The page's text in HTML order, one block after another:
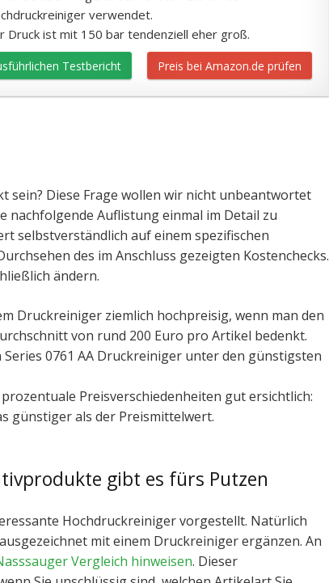
verwendet.
Druck ist mit 150 bar tendenziell eher groß.
Testbericht Preis bei Amazon.de prüfen
sein? Diese Frage wollen wir nicht unbeantwortet
nachfolgende Auflistung einmal im Detail zu
selbstverständlich auf einem spezifischen
des im Anschluss gezeigten Kostenchecks.
ändern.
Druckreiniger ziemlich hochpreisig, wenn man den
von rund 200 Euro pro Artikel bedenkt.
0761 AA Druckreiniger unter den günstigsten
Preisverschiedenheiten gut ersichtlich:
günstiger als der Preismittelwert.
gibt es fürs Putzen
Hochdruckreiniger vorgestellt. Natürlich
mit einem Druckreiniger ergänzen. An
Vergleich hinweisen. Dieser